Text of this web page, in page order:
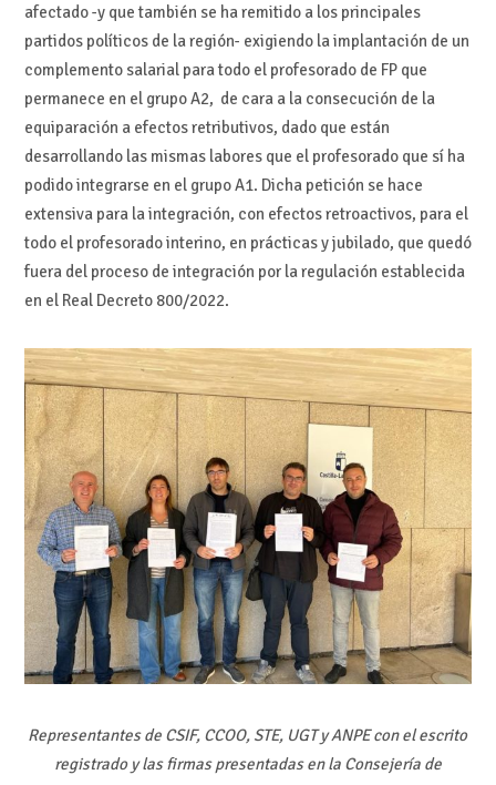
afectado -y que también se ha remitido a los principales
partidos políticos de la región- exigiendo la implantación de un
complemento salarial para todo el profesorado de FP que
permanece en el grupo A2, de cara a la consecución de la
equiparación a efectos retributivos, dado que están
desarrollando las mismas labores que el profesorado que sí ha
podido integrarse en el grupo A1. Dicha petición se hace
extensiva para la integración, con efectos retroactivos, para el
todo el profesorado interino, en prácticas y jubilado, que quedó
fuera del proceso de integración por la regulación establecida
en el Real Decreto 800/2022.
Representantes de CSIF, CCOO, STE, UGT y ANPE con el escrito
registrado y las firmas presentadas en la Consejería de